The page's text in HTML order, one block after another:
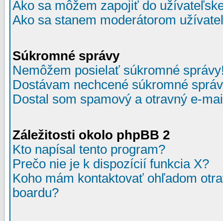
Ako sa môžem zapojiť do
Ako sa stanem moderátorom
Súkromné správy
Nemôžem posielať súkromné
Dostávam nechcené súkromné
Dostal som spamový a otravný e-
Záležitosti okolo phpBB 2
Kto napísal tento program?
Prečo nie je k dispozícií funkcia X?
Koho mám kontaktovať ohľadom
boardu?